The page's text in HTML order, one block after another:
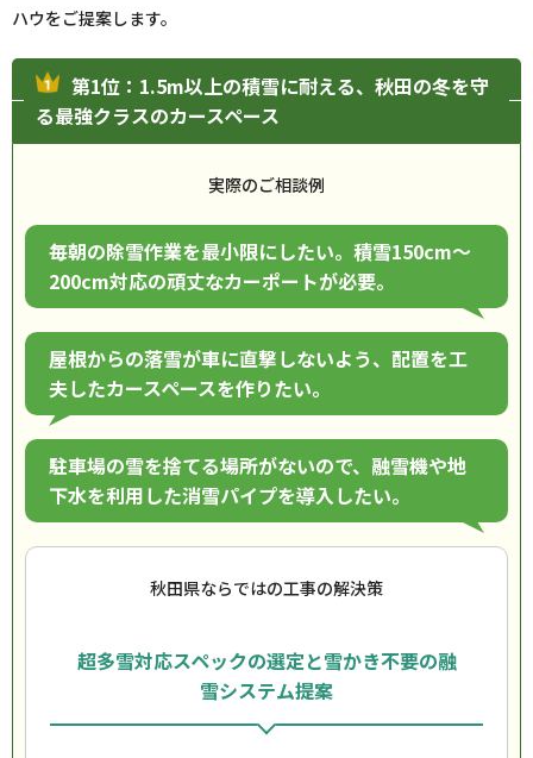
ハウをご提案します。
第1位：1.5m以上の積雪に耐える、秋田の冬を守
る最強クラスのカースペース
実際のご相談例
毎朝の除雪作業を最小限にしたい。積雪150cm〜
200cm対応の頑丈なカーポートが必要。
屋根からの落雪が車に直撃しないよう、配置を工
夫したカースペースを作りたい。
駐車場の雪を捨てる場所がないので、融雪機や地
下水を利用した消雪パイプを導入したい。
秋田県ならではの工事の解決策
超多雪対応スペックの選定と雪かき不要の融
雪システム提案